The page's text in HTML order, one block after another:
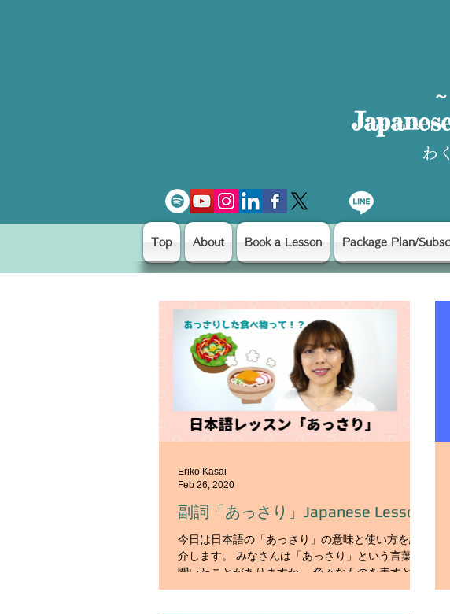
わ
Top About Book a Lesson Package Plan/
副詞「あっさり」Japanese Lesson
今日は日本語の「あっさり」の意味と使い方を紹
介します。 みなさんは「あっさり」という言葉を
聞いたことがありますか。 色々なものを表すとき
に使うので、きっと聞いたことがあると思いま
Eriko Kasai
Feb 26, 2020